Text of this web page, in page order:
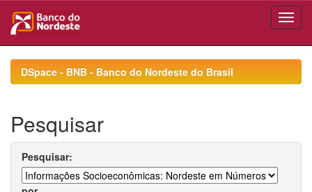
navigationDSpace - BNB - Banco do Nordeste do Brasil
Pesquisar
Pesquisar: